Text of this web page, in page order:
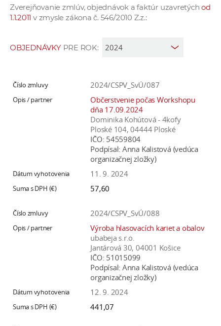
a
a
n
o
Zverejňovanie zmlúv, objednávok a faktúr uzavretýchod
1.1.2011 v zmysle zákona č. 546/2010 Z.z.:
OBJEDNÁVKYPRE ROK:
2024/CSPV_SvÚ/087
Občerstvenie počas Workshopu
dňa 17.09.2024
Dominika Kohútová - 4kofy
Ploské 104, 04444 Ploské
IČO: 54559804
Podpísal: Anna Kalistová (vedúca
organizačnej zložky)
11. 9. 2024
57,60
2024/CSPV_SvÚ/088
Výroba hlasovacích kariet a obalov
ubabeja s.r.o.
Jantárová 30, 04001 Košice
IČO: 51015099
Podpísal: Anna Kalistová (vedúca
organizačnej zložky)
12. 9. 2024
441,07